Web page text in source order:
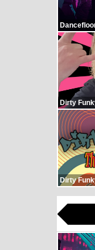
Dirty
Dirty